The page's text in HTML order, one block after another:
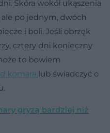
Skóra wokół ukąszenia
po jednym, dwóch
i boli. Jeśli obrzęk
cztery dni konieczny
to bowiem
komara lub świadczyć o
gryzą bardziej niż